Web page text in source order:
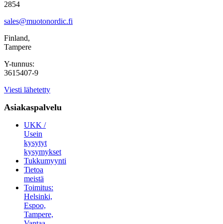
2854
sales@muotonordic.fi
Finland,
Tampere
Y-tunnus:
3615407-9
Viesti lähetetty
Asiakaspalvelu
UKK /
Usein
kysytyt
kysymykset
Tukkumyynti
Tietoa
meistä
Toimitus:
Helsinki,
Espoo,
Tampere,